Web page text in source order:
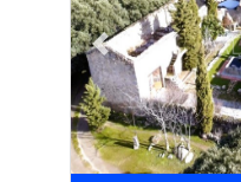
Previous slide